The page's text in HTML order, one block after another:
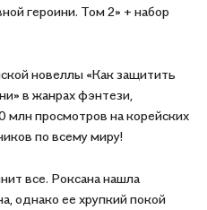
отличаться от
в интернет-магазине
магазине
магазине
г. по 31.08.2026 г.
эксклюзивный мерч в
героини. Том 2» + набор
новеллы «Как защитить
в жанрах фэнтези,
млн просмотров на корейских
по всему миру!
все. Роксана нашла
однако ее хрупкий покой